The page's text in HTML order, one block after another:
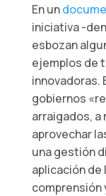
En un
iniciativa -
esbozan
ejemplos de
innovadoras.
gobiernos
arraigados, a
aprovechar
una gestión
aplicación de
comprensión